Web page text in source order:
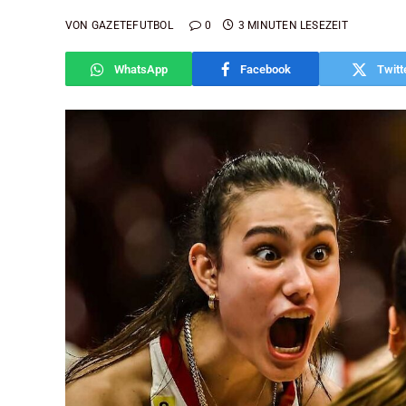
VON GAZETEFUTBOL 0 3 MINUTEN LESEZEIT
WhatsApp Facebook